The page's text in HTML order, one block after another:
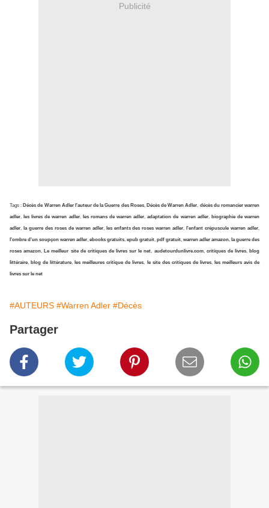
Publicité
Tags : Décès de Warren Adler l'auteur de la Guerre des Roses,Décès de Warren Adler, décès du romancier warren
adler, les livres de warren adler,les romans de warren adler,adaptation de warren adler, biographie de warren
adler, la guerre des roses de warren adler, les enfants des roses warren adler, l'enfant crépuscule warren adler,
l'ombre d'un soupçon warren adler, ebooks gratuits, epub gratuit, pdf gratuit, warren adler amazon, la guerre des
roses amazon, Le meilleur site de critiques de livres sur le net, audetourdunlivre.com,critiques de livres,blog
littéraire, blog de littérature, les meilleures critique de livres, le site des critiques de livres, les meilleurs avis de
livres sur le net
#AUTEURS #Warren Adler #Décès
Partager